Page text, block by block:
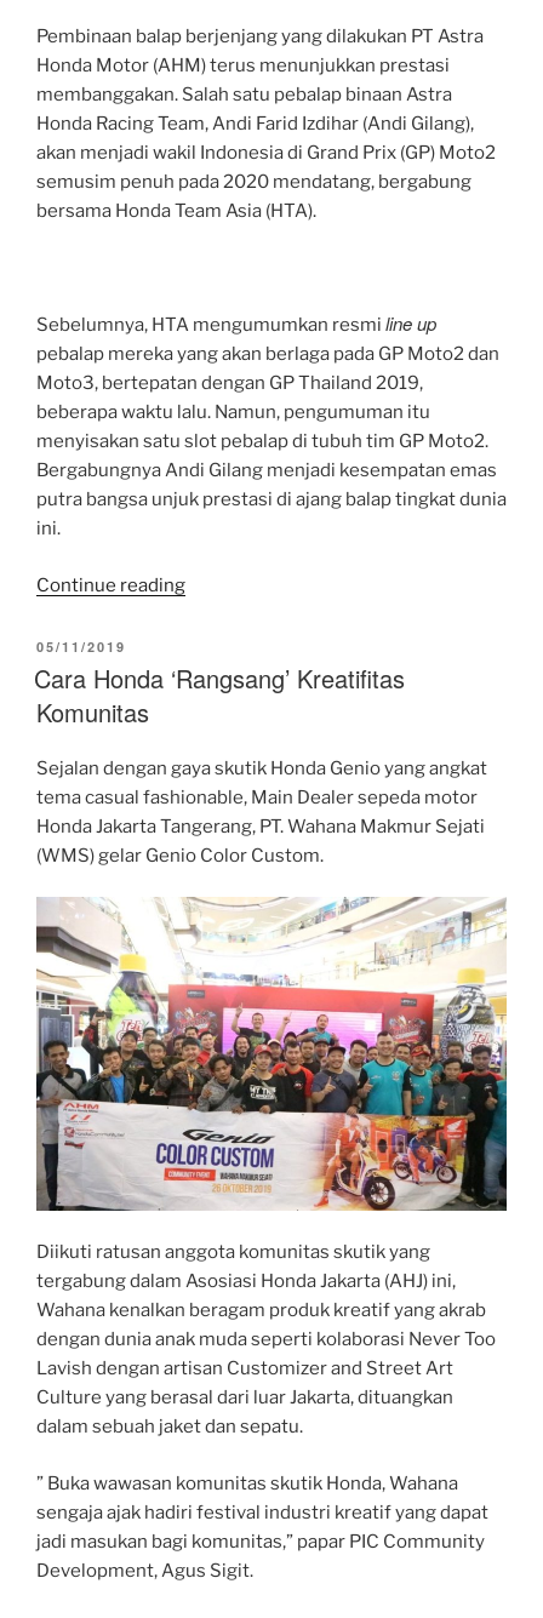
Inspirasi”
Pembinaan balap berjenjang yang dilakukan PT Astra
Honda Motor (AHM) terus menunjukkan prestasi
membanggakan. Salah satu pebalap binaan Astra
Honda Racing Team, Andi Farid Izdihar (Andi Gilang),
akan menjadi wakil Indonesia di Grand Prix (GP) Moto2
semusim penuh pada 2020 mendatang, bergabung
bersama Honda Team Asia (HTA).
Sebelumnya, HTA mengumumkan resmi line up
pebalap mereka yang akan berlaga pada GP Moto2 dan
Moto3, bertepatan dengan GP Thailand 2019,
beberapa waktu lalu. Namun, pengumuman itu
menyisakan satu slot pebalap di tubuh tim GP Moto2.
Bergabungnya Andi Gilang menjadi kesempatan emas
putra bangsa unjuk prestasi di ajang balap tingkat dunia
ini.
Continue reading“Kebanggaan
Gilang
Membalap
Penuh
Moto2
POSTED
ON
05/11/2019
Cara Honda ‘Rangsang’ Kreatifitas
Komunitas
Sejalan dengan gaya skutik Honda Genio yang angkat
tema casual fashionable, Main Dealer sepeda motor
Honda Jakarta Tangerang, PT. Wahana Makmur Sejati
(WMS) gelar Genio Color Custom.
Diikuti ratusan anggota komunitas skutik yang
tergabung dalam Asosiasi Honda Jakarta (AHJ) ini,
Wahana kenalkan beragam produk kreatif yang akrab
dengan dunia anak muda seperti kolaborasi Never Too
Lavish dengan artisan Customizer and Street Art
Culture yang berasal dari luar Jakarta, dituangkan
dalam sebuah jaket dan sepatu.
” Buka wawasan komunitas skutik Honda, Wahana
sengaja ajak hadiri festival industri kreatif yang dapat
jadi masukan bagi komunitas,” papar PIC Community
Development, Agus Sigit.